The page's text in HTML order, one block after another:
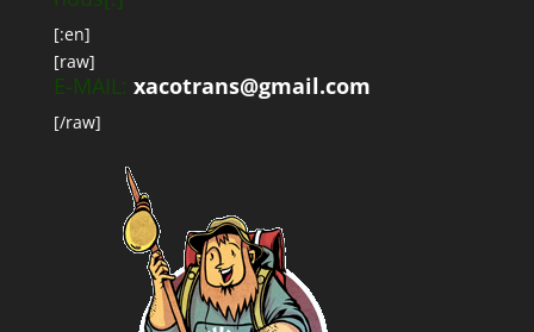
[:en]
[raw]
E-MAIL: xacotrans@gmail.com
[/raw]